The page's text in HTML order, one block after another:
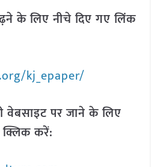
के लिए नीचे दिए गए लिंक
kj_epaper/
पर जाने के लिए
क्लिक करें: